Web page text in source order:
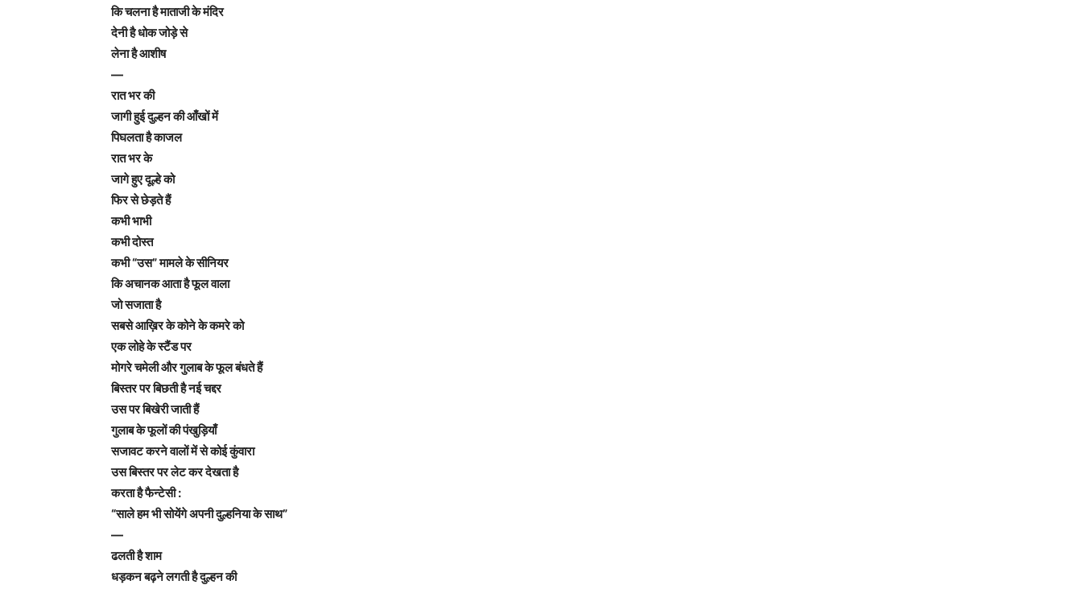
कि चलना है माताजी के मंदिर
देनी है धोक जोड़े से
लेना है आशीष
—
रात भर की
जागी हुई दुल्हन की आँखों में
पिघलता है काजल
रात भर के
जागे हुए दूल्हे को
फिर से छेड़ते हैं
कभी भाभी
कभी दोस्त
कभी “उस” मामले के सीनियर
कि अचानक आता है फूल वाला
जो सजाता है
सबसे आख़िर के कोने के कमरे को
एक लोहे के स्टैंड पर
मोगरे चमेली और गुलाब के फूल बंधते हैं
बिस्तर पर बिछती है नई चद्दर
उस पर बिखेरी जाती हैं
गुलाब के फूलों की पंखुड़ियाँ
सजावट करने वालों में से कोई कुंवारा
उस बिस्तर पर लेट कर देखता है
करता है फैन्टेसी :
“साले हम भी सोयेंगे अपनी दुल्हनिया के साथ”
—
ढलती है शाम
धड़कन बढ़ने लगती है दुल्हन की